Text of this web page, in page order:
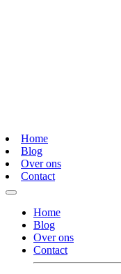
Home
Blog
Over ons
Contact
Home
Blog
Over ons
Contact